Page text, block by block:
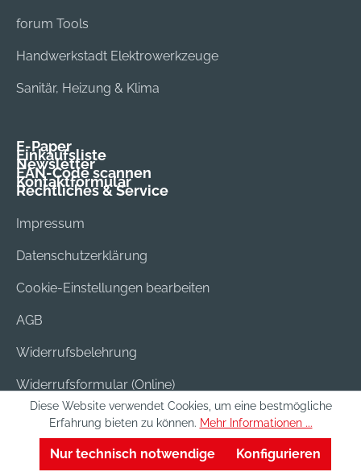
forum Tools
Handwerkstadt Elektrowerkzeuge
Sanitär, Heizung & Klima
E-Paper
Einkaufsliste
Newsletter
EAN-Code scannen
Kontaktformular
Rechtliches & Service
Impressum
Datenschutzerklärung
Cookie-Einstellungen bearbeiten
AGB
Widerrufsbelehrung
Widerrufsformular (Online)
Versand & Bezahlung
Batterieentsorgung
Diese Website verwendet Cookies, um eine bestmögliche
Erfahrung bieten zu können. Mehr Informationen ...
Nur technisch notwendige Konfigurieren